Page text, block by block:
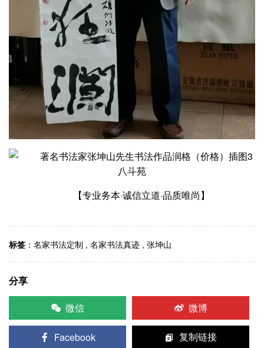
【专业务本·诚信立道·品质唯尚】
标签 ： 名家书法定制 , 名家书法真迹 , 张坤山
分享
微信
微博
Facebook 复制链接